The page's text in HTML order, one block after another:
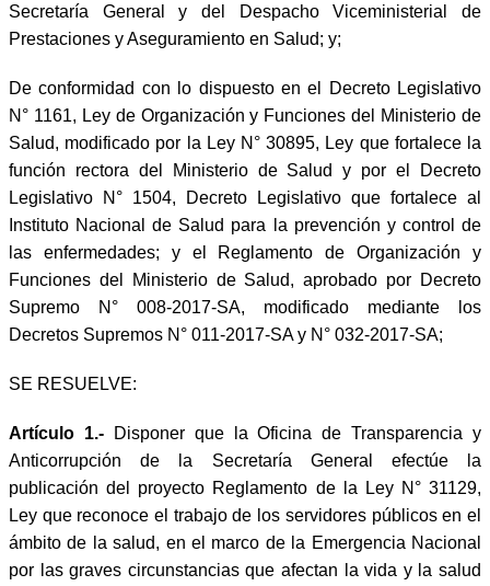
Secretaría General y del Despacho Viceministerial de
Prestaciones y Aseguramiento en Salud; y;
De conformidad con lo dispuesto en el Decreto Legislativo
N° 1161, Ley de Organización y Funciones del Ministerio de
Salud, modificado por la Ley N° 30895, Ley que fortalece la
función rectora del Ministerio de Salud y por el Decreto
Legislativo N° 1504, Decreto Legislativo que fortalece al
Instituto Nacional de Salud para la prevención y control de
las enfermedades; y el Reglamento de Organización y
Funciones del Ministerio de Salud, aprobado por Decreto
Supremo N° 008-2017-SA, modificado mediante los
Decretos Supremos N° 011-2017-SA y N° 032-2017-SA;
SE RESUELVE:
Artículo 1.-
Disponer que la Oficina de Transparencia y
Anticorrupción de la Secretaría General efectúe la
publicación del proyecto Reglamento de la Ley N° 31129,
Ley que reconoce el trabajo de los servidores públicos en el
ámbito de la salud, en el marco de la Emergencia Nacional
por las graves circunstancias que afectan la vida y la salud